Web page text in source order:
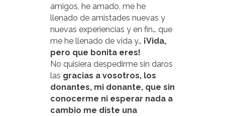
amigos, he amado, me he
llenado de amistades nuevas y
nuevas experiencias y en fin… que
me he llenado de vida y… ¡Vida,
pero que bonita eres!
No quisiera despedirme sin daros
las gracias a vosotros, los
donantes, mi donante, que sin
conocerme ni esperar nada a
cambio me diste una